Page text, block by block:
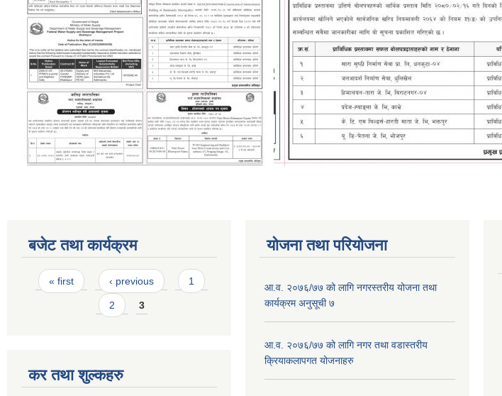
बजेट तथा कार्यक्रम
Pages
« first ‹ previous 1
2 3
कर तथा शुल्कहरु
योजना तथा परियोजना
आ.व. २०७६/७७ को लागि नगरस्तरीय योजना तथा
कार्यक्रम अनुसूची ७
आ.व. २०७६/७७ को लागि नगर तथा वडास्तरीय
क्रियाकलापगत योजनाहरु